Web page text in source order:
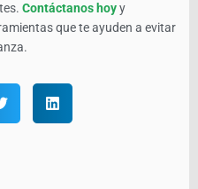
Contáctanos hoyy
que te ayuden a evitar